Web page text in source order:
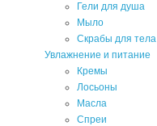
Гели для душа
Мыло
Скрабы для тела
Увлажнение и питание
Кремы
Лосьоны
Масла
Спреи